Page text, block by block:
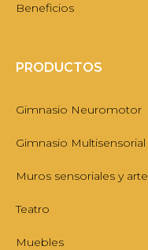
Beneficios
PRODUCTOS
Gimnasio Neuromotor
Gimnasio Multisensorial
Muros sensoriales y arte
Teatro
Muebles